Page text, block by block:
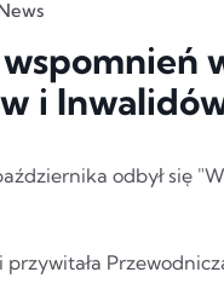
i
odbył się
przywitała